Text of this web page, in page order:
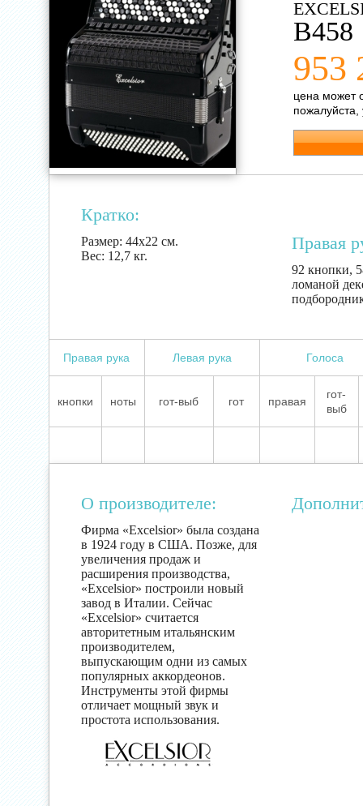
B458
953
цена может
пожалуйста,
Кратко:
Размер: 44х22 см.
Вес: 12,7 кг.
Правая
92 кнопки,
ломаной
Правая рука Левая рука Голоса
кнопки ноты гот-выб гот правая
гот-
выб
О производителе:
Фирма «Excelsior» была создана
в 1924 году в США. Позже, для
увеличения продаж и
расширения производства,
«Excelsior» построили новый
завод в Италии. Сейчас
«Excelsior» считается
авторитетным итальянским
производителем,
выпускающим одни из самых
популярных аккордеонов.
Инструменты этой фирмы
отличает мощный звук и
простота использования.